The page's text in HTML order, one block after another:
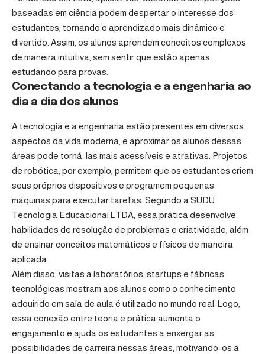
baseadas em ciência podem despertar o interesse dos
estudantes, tornando o aprendizado mais dinâmico e
divertido. Assim, os alunos aprendem conceitos complexos
de maneira intuitiva, sem sentir que estão apenas
estudando para provas.
Conectando a tecnologia e a engenharia ao
dia a dia dos alunos
A tecnologia e a engenharia estão presentes em diversos
aspectos da vida moderna, e aproximar os alunos dessas
áreas pode torná-las mais acessíveis e atrativas. Projetos
de robótica, por exemplo, permitem que os estudantes criem
seus próprios dispositivos e programem pequenas
máquinas para executar tarefas. Segundo a SUDU
Tecnologia Educacional LTDA, essa prática desenvolve
habilidades de resolução de problemas e criatividade, além
de ensinar conceitos matemáticos e físicos de maneira
aplicada.
Além disso, visitas a laboratórios, startups e fábricas
tecnológicas mostram aos alunos como o conhecimento
adquirido em sala de aula é utilizado no mundo real. Logo,
essa conexão entre teoria e prática aumenta o
engajamento e ajuda os estudantes a enxergar as
possibilidades de carreira nessas áreas, motivando-os a